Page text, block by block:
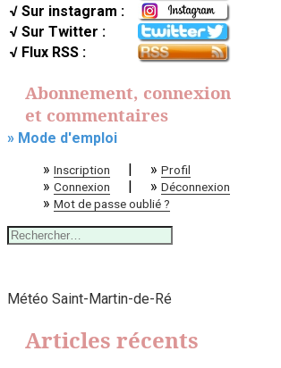
√ Sur instagram :
√ Sur Twitter :
√ Flux RSS :
Abonnement, connexion
et commentaires
» Mode d'emploi
» Inscription | » Profil
» Connexion | » Déconnexion
» Mot de passe oublié ?
Rechercher :
Météo Saint-Martin-de-Ré
Articles récents